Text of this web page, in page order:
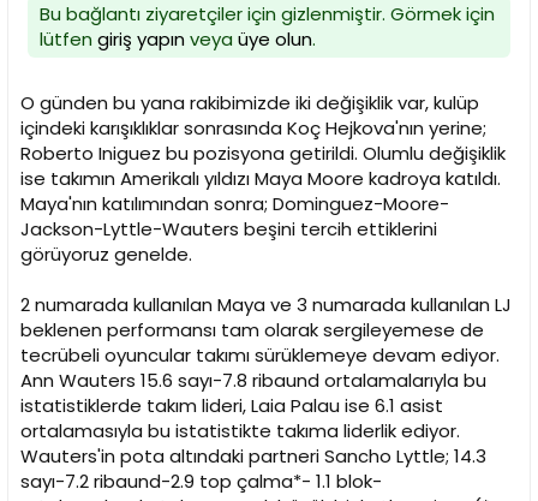
Bu bağlantı ziyaretçiler için gizlenmiştir. Görmek için
lütfen giriş yapınveya üye olun.
O günden bu yana rakibimizde iki değişiklik var, kulüp
içindeki karışıklıklar sonrasında Koç Hejkova'nın yerine;
Roberto Iniguez bu pozisyona getirildi. Olumlu değişiklik
ise takımın Amerikalı yıldızı Maya Moore kadroya katıldı.
Maya'nın katılımından sonra; Dominguez-Moore-
Jackson-Lyttle-Wauters beşini tercih ettiklerini
görüyoruz genelde.
2 numarada kullanılan Maya ve 3 numarada kullanılan LJ
beklenen performansı tam olarak sergileyemese de
tecrübeli oyuncular takımı sürüklemeye devam ediyor.
Ann Wauters 15.6 sayı-7.8 ribaund ortalamalarıyla bu
istatistiklerde takım lideri, Laia Palau ise 6.1 asist
ortalamasıyla bu istatistikte takıma liderlik ediyor.
Wauters'in pota altındaki partneri Sancho Lyttle; 14.3
sayı-7.2 ribaund-2.9 top çalma*- 1.1 blok-